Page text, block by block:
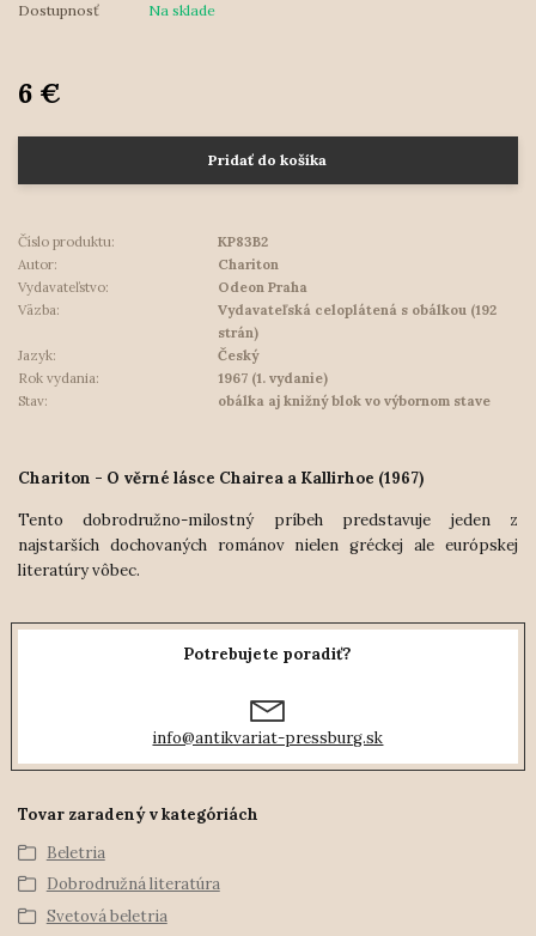
Dostupnosť Na sklade
6 €
Pridať do košíka
Číslo produktu:
KP83B2
Autor:
Chariton
Vydavateľstvo:
Odeon Praha
Väzba:
Vydavateľská celoplátená s obálkou (192
strán)
Jazyk:
Český
Rok vydania:
1967 (1. vydanie)
Stav:
obálka aj knižný blok vo výbornom stave
Chariton - O věrné lásce Chairea a Kallirhoe (1967)
Tento dobrodružno-milostný príbeh predstavuje jeden z
najstarších dochovaných románov nielen gréckej ale európskej
literatúry vôbec.
Potrebujete poradiť?
info@antikvariat-pressburg.sk
Tovar zaradený v kategóriách
Beletria
Dobrodružná literatúra
Svetová beletria